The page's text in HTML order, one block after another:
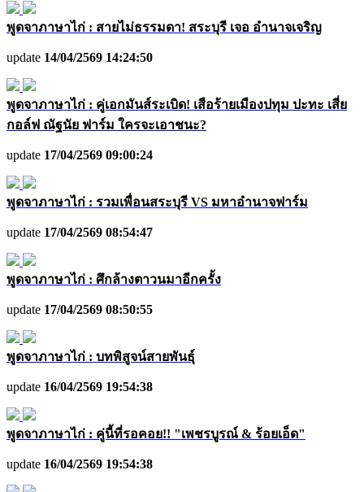
พูดจาภาษาไก่ : สายไม่ธรรมดา! สระบุรี เจอ อำนาจเจริญ
update 14/04/2569 14:24:50
พูดจาภาษาไก่ : คู่เอกมันส์ระเบิด! เสือร้ายเมืองปทุม ปะทะ เสี่ย
กอล์ฟ ณัฐนัย ฟาร์ม ใครจะเอาชนะ?
update 17/04/2569 09:00:24
พูดจาภาษาไก่ : รวมเพื่อนสระบุรี VS มหาอำนาจฟาร์ม
update 17/04/2569 08:54:47
พูดจาภาษาไก่ : ศึกล้างตาวนมาอีกครั้ง
update 17/04/2569 08:50:55
พูดจาภาษาไก่ : บทพิสูจน์สายพันธุ์
update 16/04/2569 19:54:38
พูดจาภาษาไก่ : คู่นี้ที่รอคอย!! "เพชรบูรณ์ & ร้อยเอ็ด"
update 16/04/2569 19:54:38